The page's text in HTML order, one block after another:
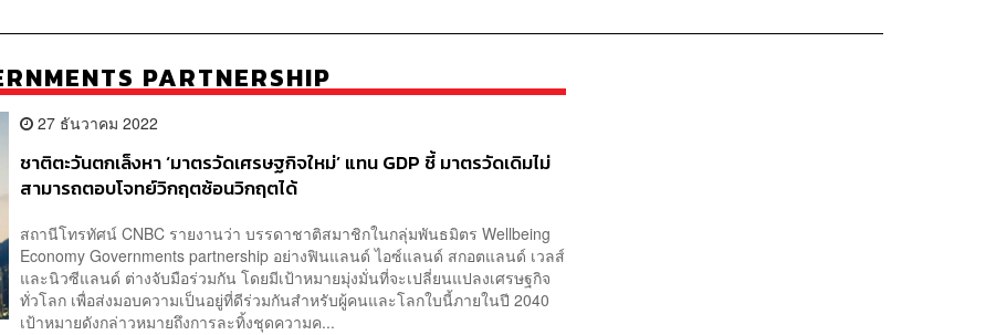
PARTNERSHIP
27 ธันวาคม 2022
ชาติตะวันตกเล็งหา ‘มาตรวัดเศรษฐกิจใหม่’ แทน GDP ชี้ มาตรวัดเดิมไม่
สามารถตอบโจทย์วิกฤตซ้อนวิกฤตได้
สถานีโทรทัศน์ CNBC รายงานว่า บรรดาชาติสมาชิกในกลุ่มพันธมิตร Wellbeing
Economy Governments partnership อย่างฟินแลนด์ ไอซ์แลนด์ สกอตแลนด์ เวลส์
และนิวซีแลนด์ ต่างจับมือร่วมกัน โดยมีเป้าหมายมุ่งมั่นที่จะเปลี่ยนแปลงเศรษฐกิจ
ทั่วโลก เพื่อส่งมอบความเป็นอยู่ที่ดีร่วมกันสำหรับผู้คนและโลกใบนี้ภายในปี 2040
เป้าหมายดังกล่าวหมายถึงการละทิ้งชุดความค...